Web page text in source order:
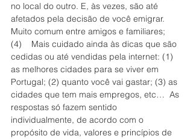
no local do outro. E, às vezes, são até
afetados pela decisão de você emigrar.
Muito comum entre amigos e familiares;
(4)    Mais cuidado ainda às dicas que são
cedidas ou até vendidas pela internet: (1)
as melhores cidades para se viver em
Portugal; (2) quanto você vai gastar; (3) as
cidades que tem mais empregos, etc…  As
respostas só fazem sentido
individualmente, de acordo com o
propósito de vida, valores e princípios de